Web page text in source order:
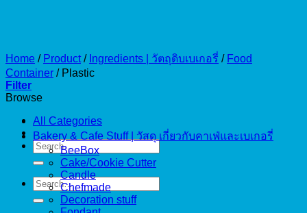
Search
for:
Search
for:
Home / Product / Ingredients | วัตถุดิบเบเกอรี่ / Food
Container /Plastic
Filter
Browse
All Categories
Bakery & Cafe Stuff | วัสดุ เกี่ยวกับคาเฟ่และเบเกอรี่
BeeBox
Cake/Cookie Cutter
Candle
Chefmade
Decoration stuff